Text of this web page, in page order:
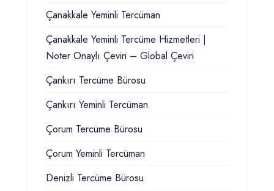
Çanakkale Yeminli Tercüman
Çanakkale Yeminli Tercüme Hizmetleri |
Noter Onaylı Çeviri – Global Çeviri
Çankırı Tercüme Bürosu
Çankırı Yeminli Tercüman
Çorum Tercüme Bürosu
Çorum Yeminli Tercüman
Denizli Tercüme Bürosu